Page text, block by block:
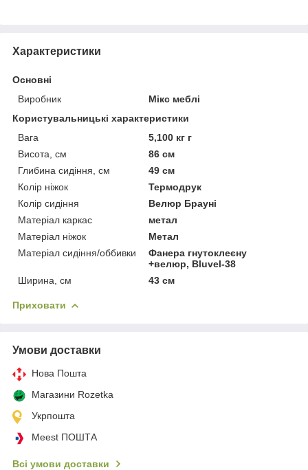
Характеристики
Основні
Виробник
Мікс меблі
Користувальницькі характеристики
Вага
5,100 кг г
Висота, см
86 см
Глибина сидіння, см
49 см
Колір ніжок
Термодрук
Колір сидіння
Велюр Брауні
Матеріал каркас
метал
Матеріал ніжок
Метал
Матеріал сидіння/оббивки
Фанера гнутоклеєну
+велюр, Bluvel-38
Ширина, см
43 см
Приховати
Умови доставки
Нова Пошта
Магазини Rozetka
Укрпошта
Meest ПОШТА
Всі умови доставки